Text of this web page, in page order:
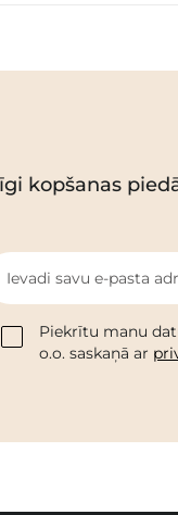
kopšanas
Ievadi savu e-pasta
Piekrītu manu
o.o. saskaņā ar